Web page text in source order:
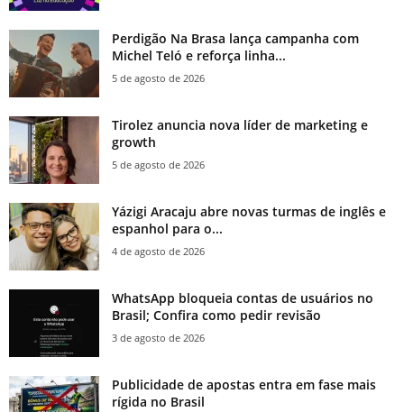
Perdigão Na Brasa lança campanha com
Michel Teló e reforça linha...
5 de agosto de 2026
Tirolez anuncia nova líder de marketing e
growth
5 de agosto de 2026
Yázigi Aracaju abre novas turmas de inglês e
espanhol para o...
4 de agosto de 2026
WhatsApp bloqueia contas de usuários no
Brasil; Confira como pedir revisão
3 de agosto de 2026
Publicidade de apostas entra em fase mais
rígida no Brasil